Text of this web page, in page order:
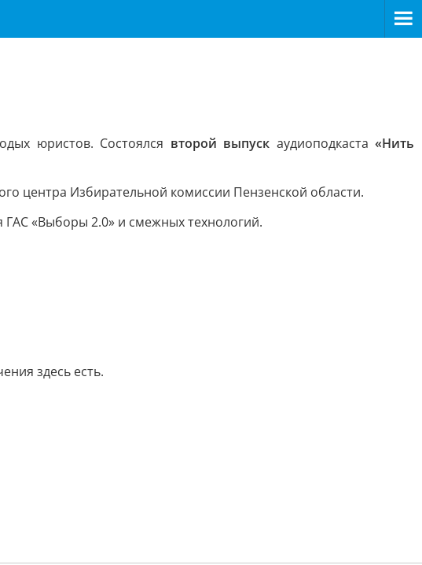
юристов. Состоялся второй выпуск аудиоподкаста«Нить
центра Избирательной комиссии Пензенской области.
«Выборы 2.0» и смежных технологий.
здесь есть.